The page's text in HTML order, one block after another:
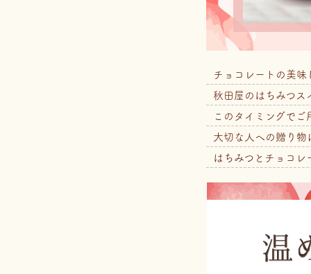
チョコレートの美味
秋田屋のはちみつス
このタイミングで
大切な人への贈り物
はちみつとチョコ